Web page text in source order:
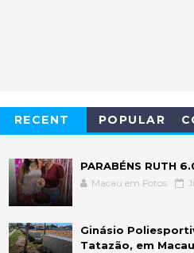
RECENT POPULAR
PARABÉNS RUTH
Macau em Fotos
Ginásio
Tatazão, em Macau